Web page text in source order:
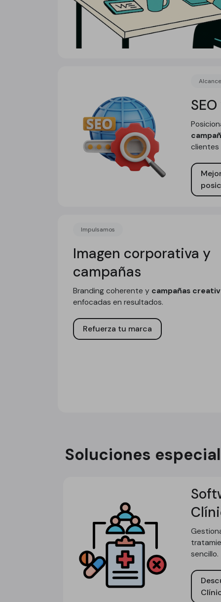
Alcance
clientes
Impulsamos
Imagen corporativa y
campañas
Branding coherente y campañas
enfocadas en resultados.
Refuerza tu marca
Soluciones
sencillo.